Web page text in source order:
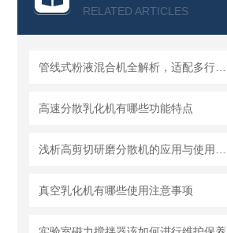
RELATED ARTICLES
高速分散乳化机有哪些功能特点
真空乳化机有哪些使用注意事项